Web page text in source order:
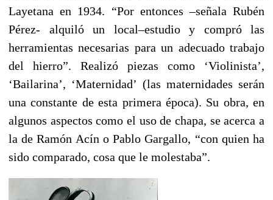
Layetana en 1934. “Por entonces –señala Rubén
Pérez- alquiló un local–estudio y compró las
herramientas necesarias para un adecuado trabajo
del hierro”. Realizó piezas como ‘Violinista’,
‘Bailarina’, ‘Maternidad’ (las maternidades serán
una constante de esta primera época). Su obra, en
algunos aspectos como el uso de chapa, se acerca a
la de Ramón Acín o Pablo Gargallo, “con quien ha
sido comparado, cosa que le molestaba”.